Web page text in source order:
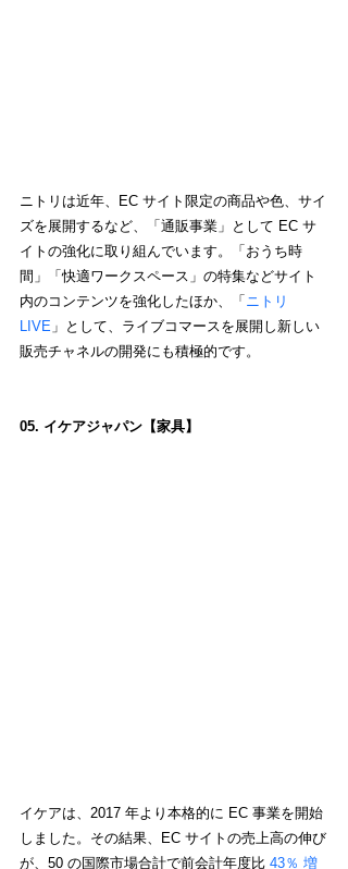
ニトリは近年、EC サイト限定の商品や色、サイ
ズを展開するなど、「通販事業」として EC サ
イトの強化に取り組んでいます。「おうち時
間」「快適ワークスペース」の特集などサイト
内のコンテンツを強化したほか、「 ニトリ
LIVE 」として、ライブコマースを展開し新しい
販売チャネルの開発にも積極的です。
05. イケアジャパン【家具】
イケアは、2017 年より本格的に EC 事業を開始​​
しました。その結果、EC サイトの売上高の伸び
が、50 の国際市場合計で前会計年度比 43％ 増